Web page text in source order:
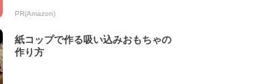
PR(Amazon)
紙コップで作る吸い込みおもちゃの
作り方